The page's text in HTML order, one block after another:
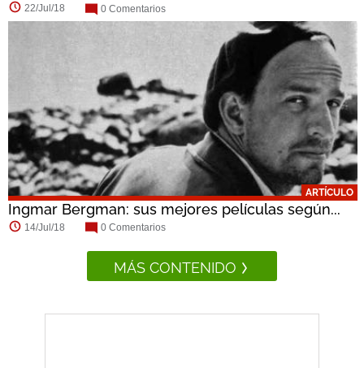
22/Jul/18 0 Comentarios
ARTÍCULO
Ingmar Bergman: sus mejores películas según...
14/Jul/18 0 Comentarios
MÁS CONTENIDO